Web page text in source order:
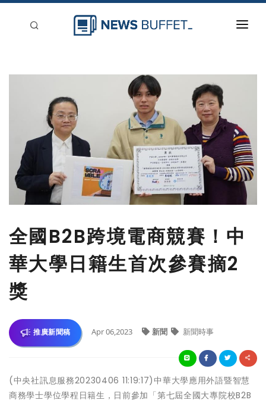
登入
刊登
全國B2B跨境電商競賽！中
華大學日籍生首次參賽摘2
獎
推廣新聞稿 Apr 06,2023 新聞 新聞時事
(中央社訊息服務20230406 11:19:17)中華大學應用外語暨智慧
商務學士學位學程日籍生，日前參加「第七屆全國大專院校B2B